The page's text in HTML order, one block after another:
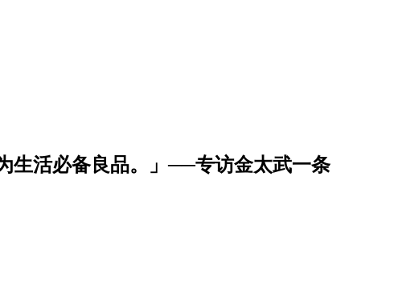
生活必备良品。」──专访金太武一条